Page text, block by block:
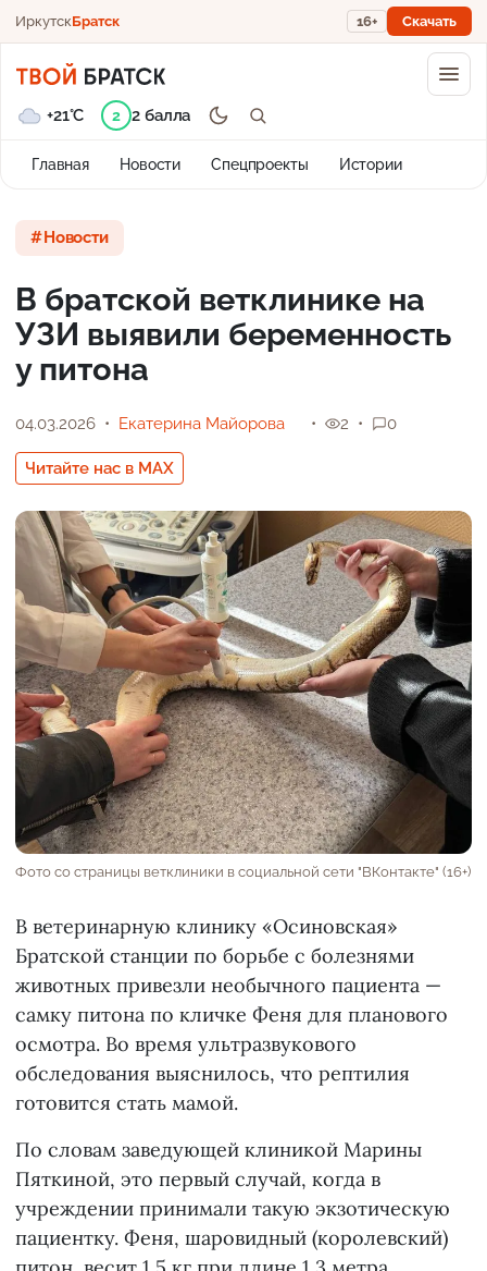
ИркутскБратск 16+ Скачать
Главная Новости Спецпроекты Истории
+21°C 2 2 балла
Новости
В братской ветклинике на
УЗИ выявили беременность
у питона
04.03.2026 Екатерина Майорова
Читайте нас в MAX
2 0
Фото со страницы ветклиники в социальной сети "ВКонтакте" (16+)
В ветеринарную клинику «Осиновская»
Братской станции по борьбе с болезнями
животных привезли необычного пациента —
самку питона по кличке Феня для планового
осмотра. Во время ультразвукового
обследования выяснилось, что рептилия
готовится стать мамой.
По словам заведующей клиникой Марины
Пяткиной, это первый случай, когда в
учреждении принимали такую экзотическую
пациентку. Феня, шаровидный (королевский)